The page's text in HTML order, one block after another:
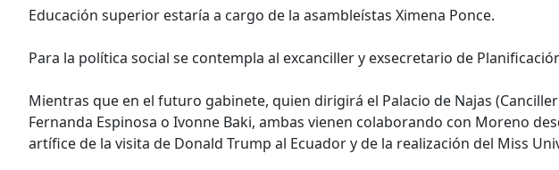
Educación superior estaría a cargo de la asambleístas Ximena Ponce.
Para la política social se contempla al excanciller y exsecretario de
Mientras que en el futuro gabinete, quien dirigirá el Palacio de Najas
Fernanda Espinosa o Ivonne Baki, ambas vienen colaborando con Moreno
artífice de la visita de Donald Trump al Ecuador y de la realización del Miss